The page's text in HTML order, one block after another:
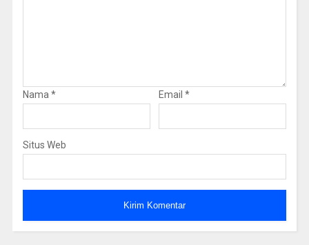
Nama * Email *
Situs Web